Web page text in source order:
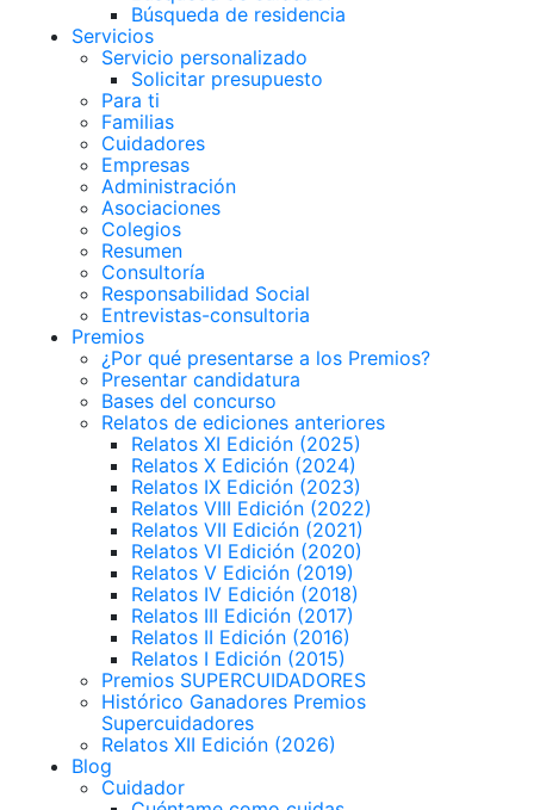
Búsqueda de residencia
Servicios
Servicio personalizado
Solicitar presupuesto
Para ti
Familias
Cuidadores
Empresas
Administración
Asociaciones
Colegios
Resumen
Consultoría
Responsabilidad Social
Entrevistas-consultoria
Premios
¿Por qué presentarse a los Premios?
Presentar candidatura
Bases del concurso
Relatos de ediciones anteriores
Relatos XI Edición (2025)
Relatos X Edición (2024)
Relatos IX Edición (2023)
Relatos VIII Edición (2022)
Relatos VII Edición (2021)
Relatos VI Edición (2020)
Relatos V Edición (2019)
Relatos IV Edición (2018)
Relatos III Edición (2017)
Relatos II Edición (2016)
Relatos I Edición (2015)
Premios SUPERCUIDADORES
Histórico Ganadores Premios
Supercuidadores
Relatos XII Edición (2026)
Blog
Cuidador